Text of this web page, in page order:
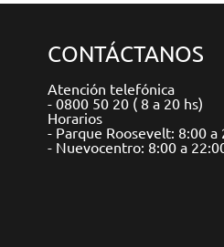
CONTÁCTANOS
Atención telefónica
- 0800 50 20 ( 8 a 20 hs)
Horarios
- Parque Roosevelt: 8:00 a
- Nuevocentro: 8:00 a